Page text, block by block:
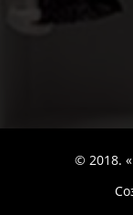
© 2018.